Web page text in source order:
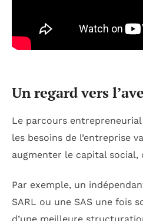
Un regard vers
Le parcours
les besoins de l’entreprise
augmenter le capital social,
Par exemple, un
SARL ou une SAS une fois